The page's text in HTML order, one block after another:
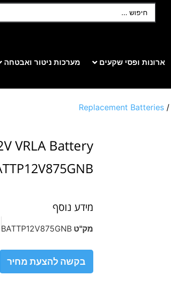
ארונות ופסי שקעים מערכות ניטור ואבטחה
Replacement Batteries /
VRLA Battery
מידע נוסף
מק"ט BATTP12V875GNB
בקשה להצעת מחיר